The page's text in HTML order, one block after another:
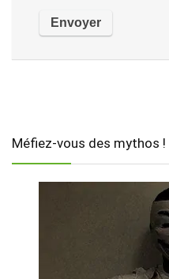
Méfiez-vous des mythos !